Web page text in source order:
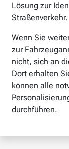
Lösung zur
Straßenverkehr.
Wenn Sie
zur
nicht, sich an
Dort erhalten
können alle
durchführen.